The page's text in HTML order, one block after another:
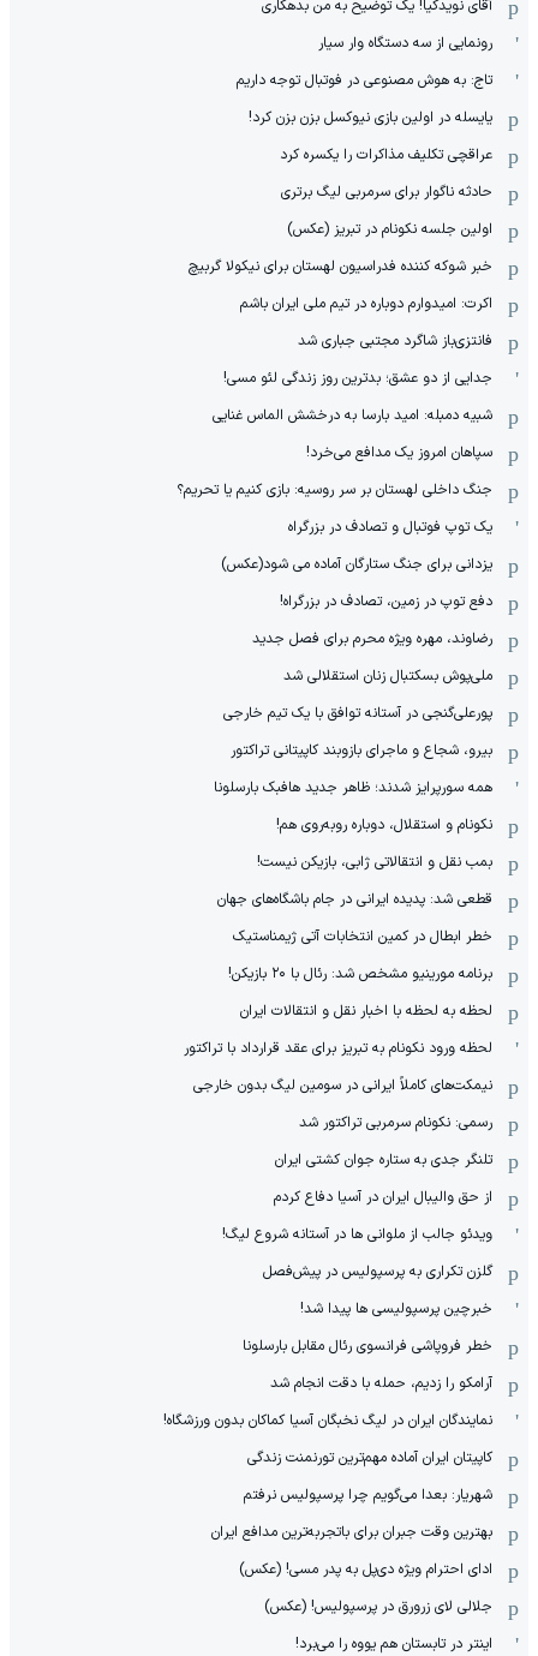
آقای نویدکیا! یک توضیح به من بدهکاری
رونمایی از سه دستگاه وار سیار
تاج: به هوش مصنوعی در فوتبال توجه داریم
یایسله در اولین بازی نیوکسل بزن بزن کرد!
عراقچی تکلیف مذاکرات را یکسره کرد
حادثه ناگوار برای سرمربی لیگ برتری
اولین جلسه نکونام در تبریز (عکس)
خبر شوکه کننده فدراسیون لهستان برای نیکولا گربیچ
اکرت: امیدوارم دوباره در تیم ملی ایران باشم
فانتزی‌باز شاگرد مجتبی جباری شد
جدایی از دو عشق؛ بدترین روز زندگی لئو مسی!
شبیه دمبله: امید بارسا به درخشش الماس غنایی
سپاهان امروز یک مدافع می‌خرد!
جنگ داخلی لهستان بر سر روسیه: بازی کنیم یا تحریم؟
یک توپ فوتبال و تصادف در بزرگراه
یزدانی برای جنگ ستارگان آماده می شود(عکس)
دفع توپ در زمین، تصادف در بزرگراه!
رضاوند، مهره ویژه محرم برای فصل جدید
ملی‌پوش بسکتبال زنان استقلالی شد
پورعلی‌گنجی در آستانه توافق با یک تیم خارجی
بیرو، شجاع و ماجرای بازوبند کاپیتانی تراکتور
همه سورپرایز شدند؛ ظاهر جدید هافبک بارسلونا
نکونام و استقلال، دوباره روبه‌روی هم!
بمب نقل و انتقالاتی ژابی، بازیکن نیست!
قطعی شد: پدیده ایرانی در جام باشگاه‌های جهان
خطر ابطال در کمین انتخابات آتی ژیمناستیک
برنامه مورینیو مشخص شد: رئال با ۲۰ بازیکن!
لحظه به لحظه با اخبار نقل و انتقالات ایران
لحظه ورود نکونام به تبریز برای عقد قرارداد با تراکتور
نیمکت‌های کاملاً ایرانی در سومین لیگ بدون خارجی
رسمی: نکونام سرمربی تراکتور شد
تلنگر جدی به ستاره جوان کشتی ایران
از حق والیبال ایران در آسیا دفاع کردم
ویدئو جالب از ملوانی ها در آستانه شروع لیگ!
گلزن تکراری به پرسپولیس در پیش‌فصل
خبرچین پرسپولیسی ها پیدا شد!
خطر فروپاشی فرانسوی رئال مقابل بارسلونا
آرامکو را زدیم، حمله با دقت انجام شد
نمایندگان ایران در لیگ نخبگان آسیا کماکان بدون ورزشگاه!
کاپیتان ایران آماده مهم‌ترین تورنمنت زندگی
شهریار: بعدا می‌گویم چرا پرسپولیس نرفتم
بهترین وقت جبران برای باتجربه‌ترین مدافع ایران
ادای احترام ویژه دی‌پل به پدر مسی! (عکس)
جلالی لای زرورق در پرسپولیس! (عکس)
اینتر در تابستان هم یووه را می‌برد!